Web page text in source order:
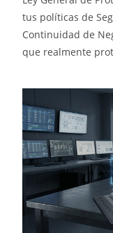
tus políticas de
Continuidad de
que realmente